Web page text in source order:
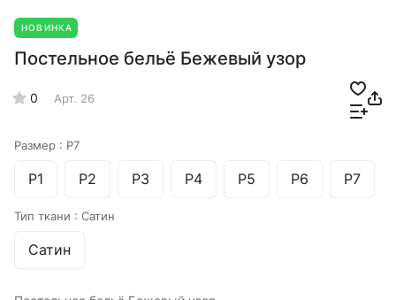
НОВИНКА
Постельное бельё Бежевый узор
0 Арт. 26
Размер : Р7
Р1 Р2 Р3 Р4 Р5 Р6 Р7
Тип ткани : Сатин
Сатин